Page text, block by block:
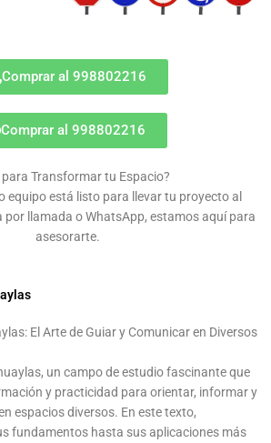
Comprar al 998802216
Comprar al 998802216
Transformar tu Espacio?
equipo está listo para llevar tu proyecto al
por llamada o WhatsApp, estamos aquí para
asesorarte.
El Arte de Guiar y Comunicar en Diversos
un campo de estudio fascinante que
y practicidad para orientar, informar y
espacios diversos. En este texto,
fundamentos hasta sus aplicaciones más